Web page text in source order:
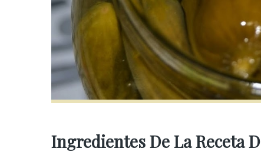
Ingredientes De La Receta